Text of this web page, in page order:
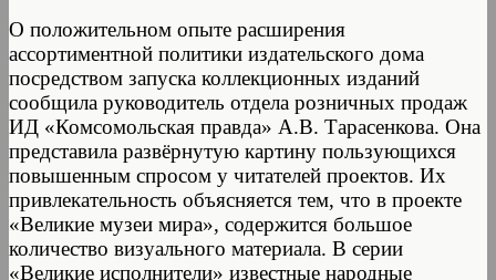
О положительном опыте расширения
ассортиментной политики издательского дома
посредством запуска коллекционных изданий
сообщила руководитель отдела розничных продаж
ИД «Комсомольская правда» А.В. Тарасенкова. Она
представила развёрнутую картину пользующихся
повышенным спросом у читателей проектов. Их
привлекательность объясняется тем, что в проекте
«Великие музеи мира», содержится большое
количество визуального материала. В серии
«Великие исполнители» известные народные